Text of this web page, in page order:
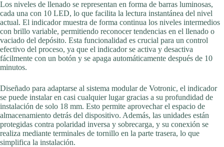
Los niveles de llenado se representan en forma de barras luminosas,
cada una con 10 LED, lo que facilita la lectura instantánea del nivel
actual. El indicador muestra de forma continua los niveles intermedios
con brillo variable, permitiendo reconocer tendencias en el llenado o
vaciado del depósito. Esta funcionalidad es crucial para un control
efectivo del proceso, ya que el indicador se activa y desactiva
fácilmente con un botón y se apaga automáticamente después de 10
minutos.
Diseñado para adaptarse al sistema modular de Votronic, el indicador
se puede instalar en casi cualquier lugar gracias a su profundidad de
instalación de solo 18 mm. Esto permite aprovechar el espacio de
almacenamiento detrás del dispositivo. Además, las unidades están
protegidas contra polaridad inversa y sobrecarga, y su conexión se
realiza mediante terminales de tornillo en la parte trasera, lo que
simplifica la instalación.